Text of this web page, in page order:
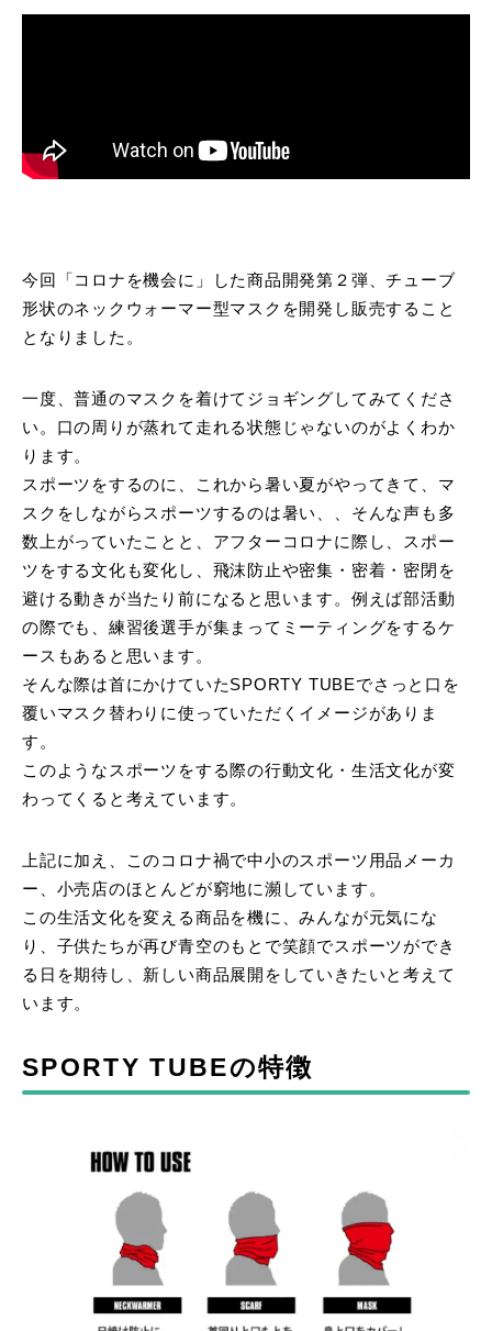
今回「コロナを機会に」した商品開発第２弾、チューブ
形状のネックウォーマー型マスクを開発し販売すること
となりました。
一度、普通のマスクを着けてジョギングしてみてくださ
い。口の周りが蒸れて走れる状態じゃないのがよくわか
ります。
スポーツをするのに、これから暑い夏がやってきて、マ
スクをしながらスポーツするのは暑い、、そんな声も多
数上がっていたことと、アフターコロナに際し、スポー
ツをする文化も変化し、飛沫防止や密集・密着・密閉を
避ける動きが当たり前になると思います。例えば部活動
の際でも、練習後選手が集まってミーティングをするケ
ースもあると思います。
そんな際は首にかけていたSPORTY TUBEでさっと口を
覆いマスク替わりに使っていただくイメージがありま
す。
このようなスポーツをする際の行動文化・生活文化が変
わってくると考えています。
上記に加え、このコロナ禍で中小のスポーツ用品メーカ
ー、小売店のほとんどが窮地に瀕しています。
この生活文化を変える商品を機に、みんなが元気にな
り、子供たちが再び青空のもとで笑顔でスポーツができ
る日を期待し、新しい商品展開をしていきたいと考えて
います。
SPORTY TUBEの特徴